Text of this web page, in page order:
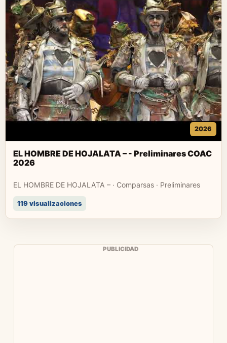
2026
EL HOMBRE DE HOJALATA – - Preliminares COAC
2026
EL HOMBRE DE HOJALATA – · Comparsas · Preliminares
119 visualizaciones
PUBLICIDAD